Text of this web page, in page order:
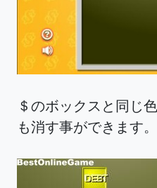
＄のボックスと同じ
も消す事ができます。